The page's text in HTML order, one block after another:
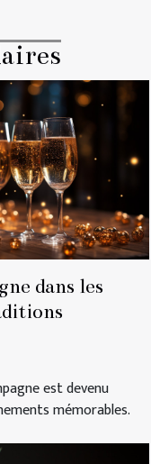
dans les
est devenu
mémorables.